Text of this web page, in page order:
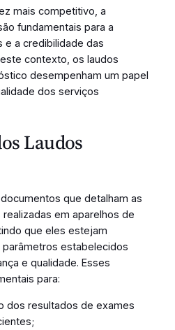
mais competitivo, a
fundamentais para a
e a credibilidade das
contexto, os laudos
desempenham um papel
dos serviços
Laudos
que detalham as
em aparelhos de
que eles estejam
estabelecidos
e qualidade. Esses
para:
dos resultados de exames